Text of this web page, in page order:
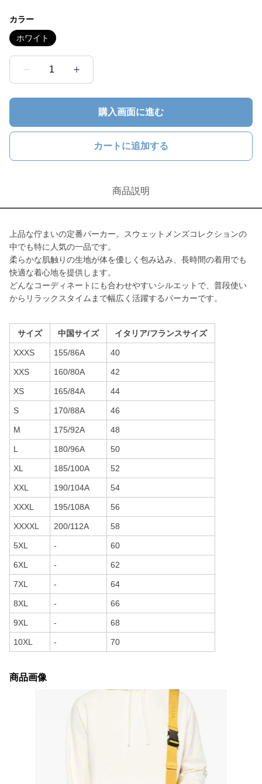
カラー
ホワイト
1
購入画面に進む
カートに追加する
商品説明
上品な佇まいの定番パーカー。スウェットメンズコレクションの
中でも特に人気の一品です。
柔らかな肌触りの生地が体を優しく包み込み、長時間の着用でも
快適な着心地を提供します。
どんなコーディネートにも合わせやすいシルエットで、普段使い
からリラックスタイムまで幅広く活躍するパーカーです。
サイズ 中国サイズ イタリア/フランスサイズ
XXXS 155/86A 40
XXS 160/80A 42
XS 165/84A 44
S 170/88A 46
M 175/92A 48
L 180/96A 50
XL 185/100A 52
XXL 190/104A 54
XXXL 195/108A 56
XXXXL 200/112A 58
5XL - 60
6XL - 62
7XL - 64
8XL - 66
9XL - 68
10XL - 70
商品画像